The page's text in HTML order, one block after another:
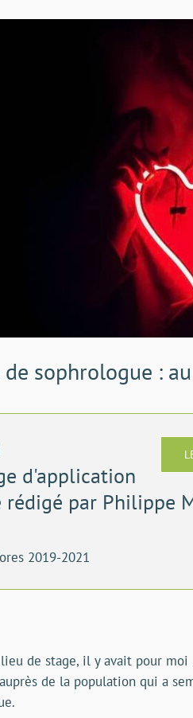
sophrologue :
d'application
rédigé par Philippe
2019-2021
de stage, il y avait pour moi
de la population qui a